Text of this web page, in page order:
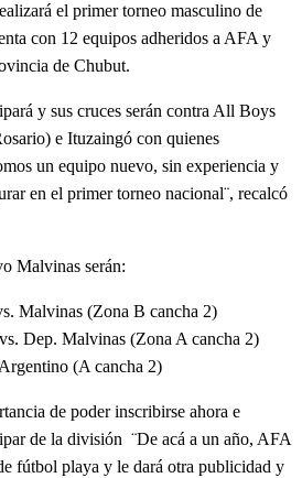
el primer torneo masculino de
con 12 equipos adheridos a AFA y
de Chubut.
y sus cruces serán contra All Boys
e Ituzaingó con quienes
un equipo nuevo, sin experiencia y
en el primer torneo nacional¨, recalcó
Malvinas serán:
Malvinas (Zona B cancha 2)
Dep. Malvinas (Zona A cancha 2)
(A cancha 2)
de poder inscribirse ahora e
de la división ¨De acá a un año, AFA
fútbol playa y le dará otra publicidad y